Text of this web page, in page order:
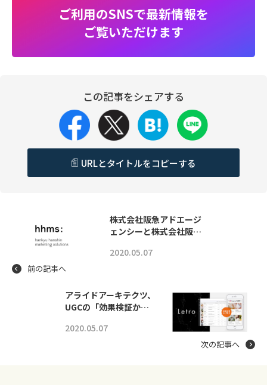
ご利用のSNSで最新情報を
ご覧いただけます
この記事をシェアする
URLとタイトルをコピーする
株式会社阪急アドエージ
ェンシーと株式会社阪…
2020.05.07
前の記事へ
アライドアーキテクツ、
UGCの「効果検証か…
2020.05.07
次の記事へ